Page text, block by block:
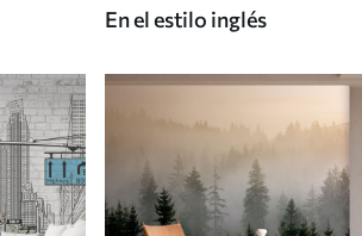
En el estilo inglés